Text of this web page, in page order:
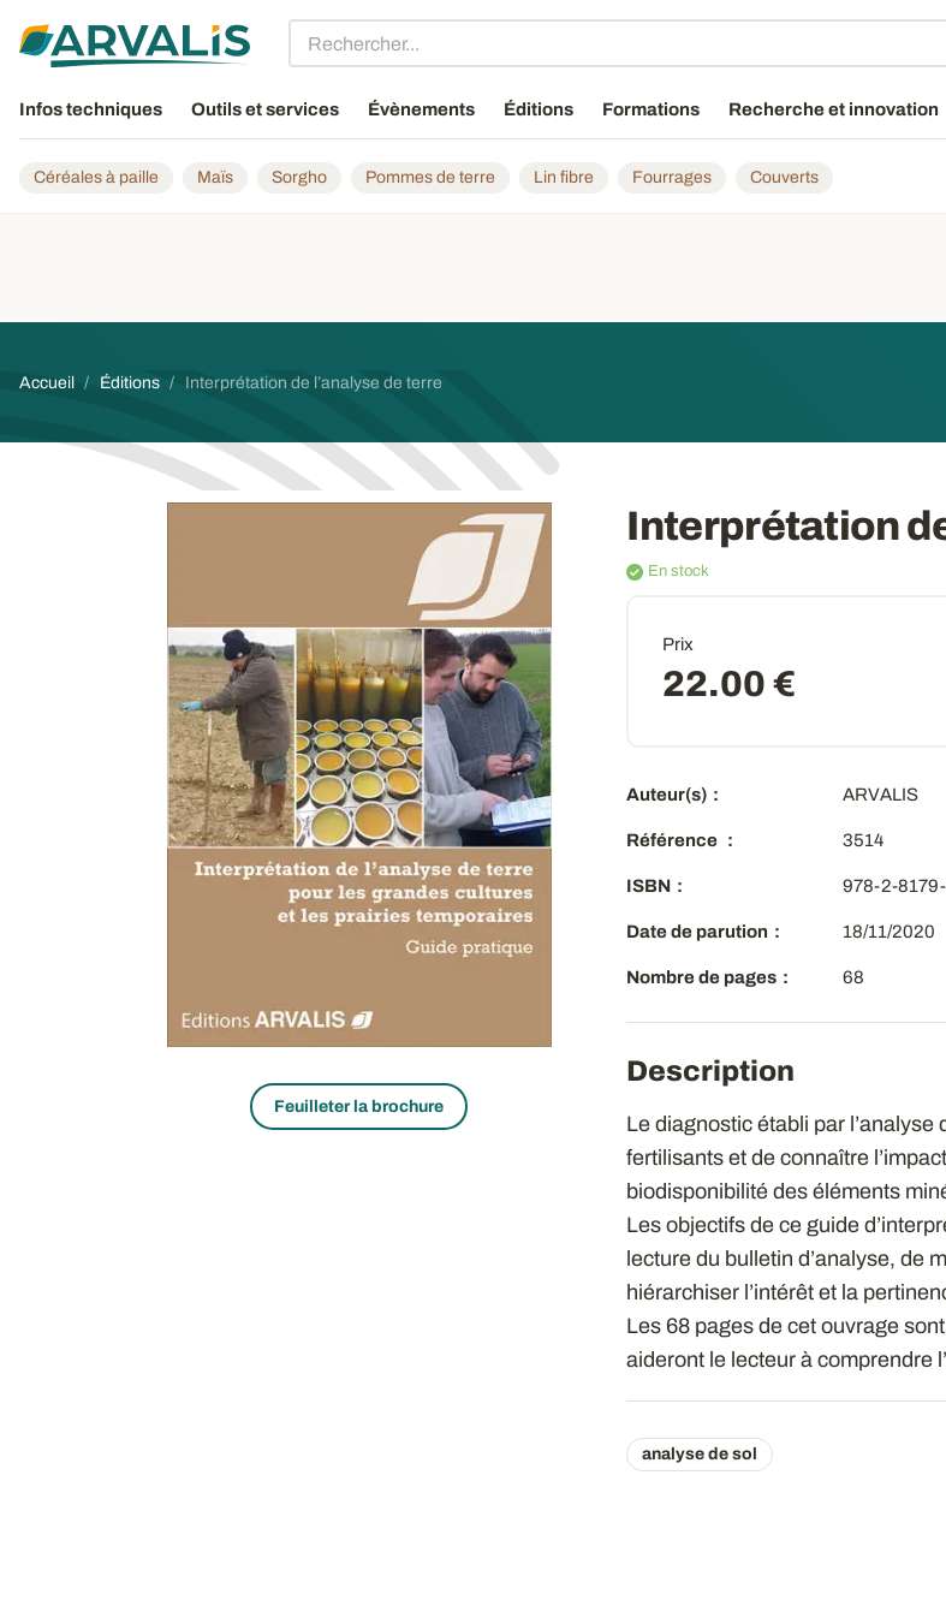
Infos techniques Outils et services Évènements Éditions Formations Recherche et innovation
Céréales à paille Maïs Sorgho Pommes de terre Lin fibre Fourrages Couverts
Fil d'Ariane
Accueil Éditions Interprétation de l’analyse de terre
Feuilleter la brochure
Interprétation
En stock
Prix
22.00 €
Auteur(s) ARVALIS
Référence 3514
ISBN 978-2-
Date de parution 18/11/2020
Nombre de pages 68
Description
Le diagnostic établi par
fertilisants et de connaître
biodisponibilité des éléments
Les objectifs de ce guide
lecture du bulletin d’analyse, de
hiérarchiser l’intérêt et la
Les 68 pages de cet ouvrage
aideront le lecteur à comprendre
analyse de sol